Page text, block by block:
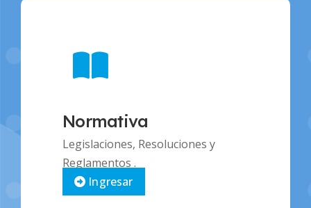
Normativa
Legislaciones, Resoluciones y
Reglamentos .
Ingresar